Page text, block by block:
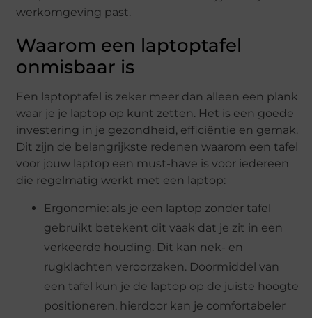
werkomgeving past.
Waarom een laptoptafel
onmisbaar is
Een laptoptafel is zeker meer dan alleen een plank
waar je je laptop op kunt zetten. Het is een goede
investering in je gezondheid, efficiëntie en gemak.
Dit zijn de belangrijkste redenen waarom een tafel
voor jouw laptop een must-have is voor iedereen
die regelmatig werkt met een laptop:
Ergonomie: als je een laptop zonder tafel
gebruikt betekent dit vaak dat je zit in een
verkeerde houding. Dit kan nek- en
rugklachten veroorzaken. Doormiddel van
een tafel kun je de laptop op de juiste hoogte
positioneren, hierdoor kan je comfortabeler